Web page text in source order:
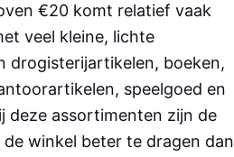
€20 komt relatief vaak
veel kleine, lichte
drogisterijartikelen, boeken,
speelgoed en
deze assortimenten zijn de
winkel beter te dragen dan